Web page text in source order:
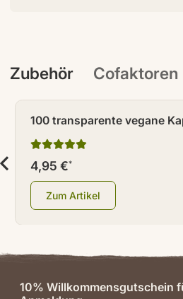
Zubehör Cofaktoren
100 transparente vegane
Leerkapseln Größe 0
4,95 €*
Zum Artikel
10% Willkommensgutschein